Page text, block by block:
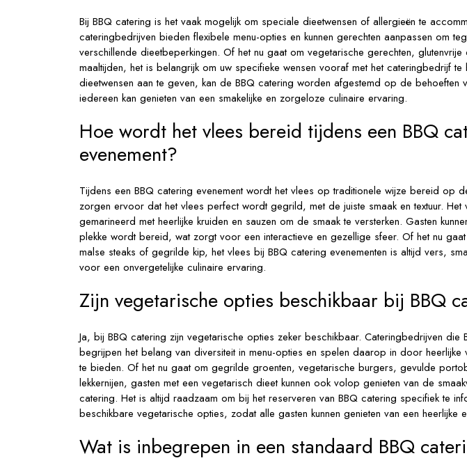
Bij BBQ catering is het vaak mogelijk om speciale dieetwensen of allergieën te
cateringbedrijven bieden flexibele menu-opties en kunnen gerechten aanpassen om
verschillende dieetbeperkingen. Of het nu gaat om vegetarische gerechten,
maaltijden, het is belangrijk om uw specifieke wensen vooraf met het cateringbedrijf
dieetwensen aan te geven, kan de BBQ catering worden afgestemd op de behoeften
iedereen kan genieten van een smakelijke en zorgeloze culinaire ervaring.
Hoe wordt het vlees bereid tijdens een BBQ
evenement?
Tijdens een BBQ catering evenement wordt het vlees op traditionele wijze bereid op
zorgen ervoor dat het vlees perfect wordt gegrild, met de juiste smaak en textuur. Het
gemarineerd met heerlijke kruiden en sauzen om de smaak te versterken. Gasten
plekke wordt bereid, wat zorgt voor een interactieve en gezellige sfeer. Of het nu
malse steaks of gegrilde kip, het vlees bij BBQ catering evenementen is altijd vers,
voor een onvergetelijke culinaire ervaring.
Zijn vegetarische opties beschikbaar bij BBQ
Ja, bij BBQ catering zijn vegetarische opties zeker beschikbaar. Cateringbedrijven die
begrijpen het belang van diversiteit in menu-opties en spelen daarop in door heerlijke
te bieden. Of het nu gaat om gegrilde groenten, vegetarische burgers, gevulde
lekkernijen, gasten met een vegetarisch dieet kunnen ook volop genieten van de
catering. Het is altijd raadzaam om bij het reserveren van BBQ catering specifiek te
beschikbare vegetarische opties, zodat alle gasten kunnen genieten van een heerlijke
Wat is inbegrepen in een standaard BBQ